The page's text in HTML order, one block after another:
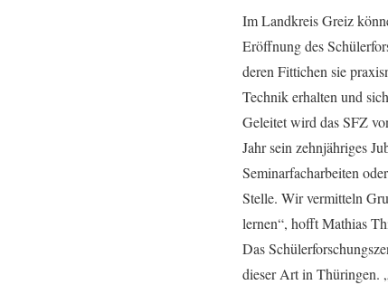
Im Landkreis Greiz
Eröffnung des
deren Fittichen sie
Technik erhalten und
Geleitet wird das SFZ
Jahr sein zehnjähriges
Seminarfacharbeiten
Stelle. Wir vermitteln
lernen“, hofft Mathias
Das
dieser Art in Thüringen.